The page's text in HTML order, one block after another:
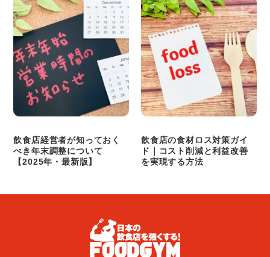
飲食店経営者が知っておく
べき年末調整について
【2025年・最新版】
飲食店の食材ロス対策ガイ
ド｜コスト削減と利益改善
を実現する方法